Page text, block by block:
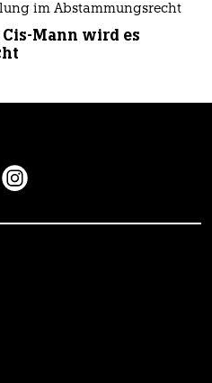
im Abstammungsrecht
Mann wird es